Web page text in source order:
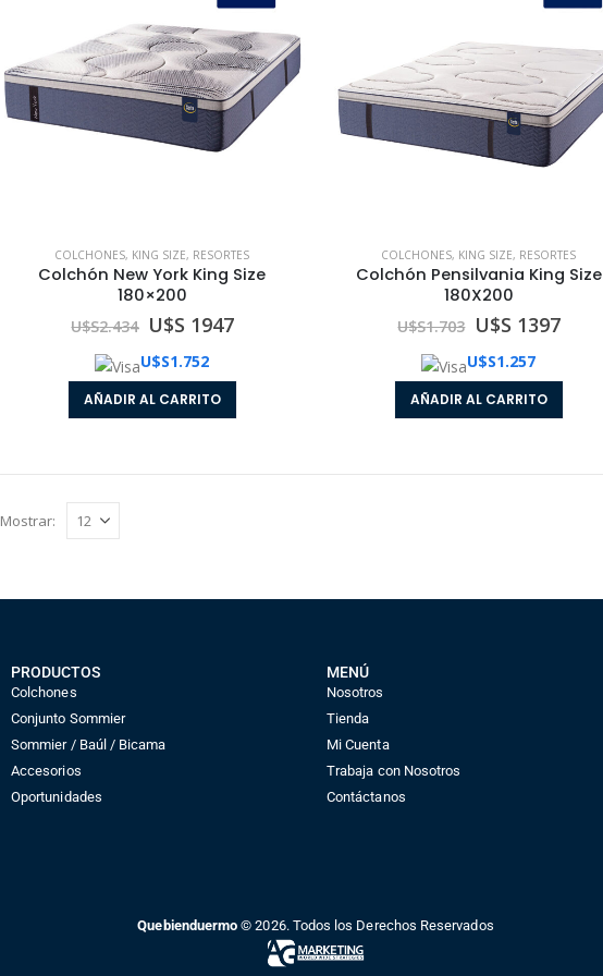
COLCHONES, KING SIZE, RESORTES
Colchón New York King Size
180×200
U$S2.434 U$S 1947
U$S1.752
AÑADIR AL CARRITO
COLCHONES, KING SIZE, RESORTES
Colchón Pensilvania King Size
180X200
U$S1.703 U$S 1397
U$S1.257
AÑADIR AL CARRITO
Mostrar:
0out of 5
U$S723U$S 578 out of 5
723U$S 578
PRODUCTOS
Colchones
Conjunto Sommier
Sommier / Baúl / Bicama
Accesorios
Oportunidades
MENÚ
Nosotros
Tienda
Mi Cuenta
Trabaja con Nosotros
Contáctanos
Quebienduermo© 2026. Todos los Derechos Reservados